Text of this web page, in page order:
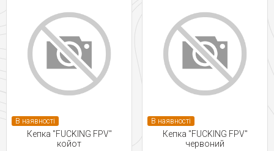
В наявності
Кепка "FUCKING FPV"
койот
В наявності
Кепка "FUCKING FPV"
червоний